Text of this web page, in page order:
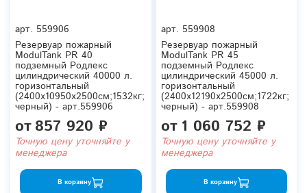
арт. 559906
Резервуар пожарный
ModulTank PR 40
подземный Родлекс
цилиндрический 40000 л.
горизонтальный
(2400x10950x2500см;1532кг;
черный) - арт.559906
от857 920 ₽
Точную цену уточняйте у
менеджера
В корзину
арт. 559908
Резервуар пожарный
ModulTank PR 45
подземный Родлекс
цилиндрический 45000 л.
горизонтальный
(2400x12190x2500см;1722кг;
черный) - арт.559908
от 1 060 752 ₽
Точную цену уточняйте у
менеджера
В корзину